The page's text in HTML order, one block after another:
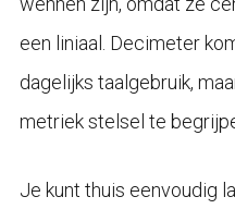
een liniaal. Decimeter
dagelijks taalgebruik,
metriek stelsel te
Je kunt thuis eenvoudig